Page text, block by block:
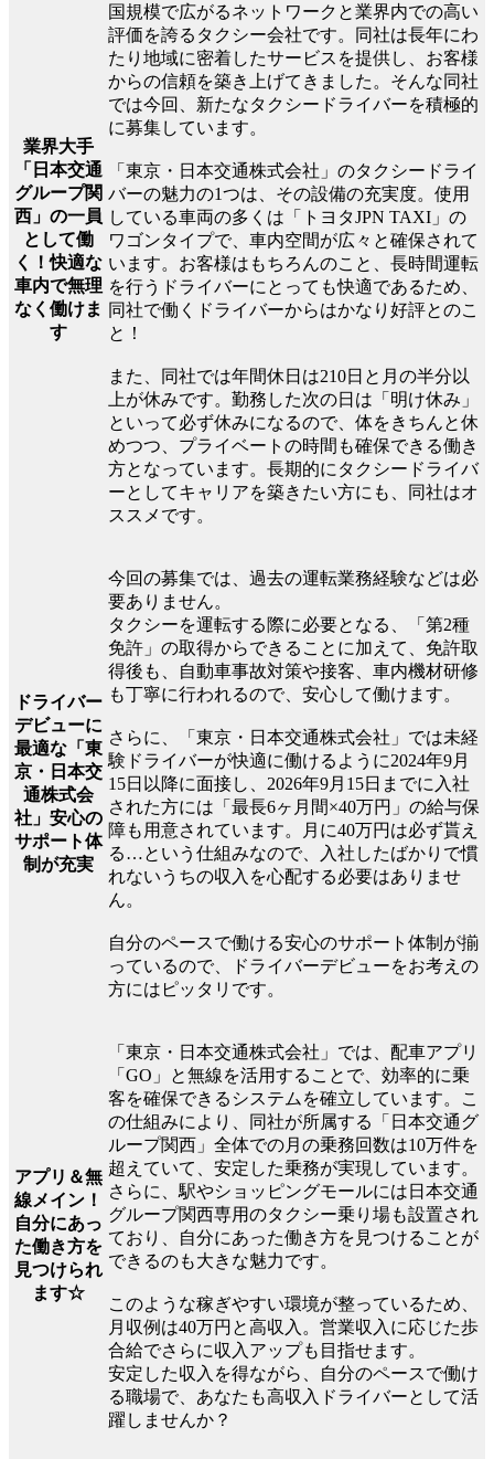
業界大手
「日本交通
グループ関
西」の一員
として働
く！快適な
車内で無理
なく働けま
す
国規模で広がるネットワークと業界内での高い
評価を誇るタクシー会社です。同社は長年にわ
たり地域に密着したサービスを提供し、お客様
からの信頼を築き上げてきました。そんな同社
では今回、新たなタクシードライバーを積極的
に募集しています。
「東京・日本交通株式会社」のタクシードライ
バーの魅力の1つは、その設備の充実度。使用
している車両の多くは「トヨタJPN TAXI」の
ワゴンタイプで、車内空間が広々と確保されて
います。お客様はもちろんのこと、長時間運転
を行うドライバーにとっても快適であるため、
同社で働くドライバーからはかなり好評とのこ
と！
また、同社では年間休日は210日と月の半分以
上が休みです。勤務した次の日は「明け休み」
といって必ず休みになるので、体をきちんと休
めつつ、プライベートの時間も確保できる働き
方となっています。長期的にタクシードライバ
ーとしてキャリアを築きたい方にも、同社はオ
ススメです。
ドライバー
デビューに
最適な「東
京・日本交
通株式会
社」安心の
サポート体
制が充実
今回の募集では、過去の運転業務経験などは必
要ありません。
タクシーを運転する際に必要となる、「第2種
免許」の取得からできることに加えて、免許取
得後も、自動車事故対策や接客、車内機材研修
も丁寧に行われるので、安心して働けます。
さらに、「東京・日本交通株式会社」では未経
験ドライバーが快適に働けるように2024年9月
15日以降に面接し、2026年9月15日までに入社
された方には「最長6ヶ月間×40万円」の給与保
障も用意されています。月に40万円は必ず貰え
る…という仕組みなので、入社したばかりで慣
れないうちの収入を心配する必要はありませ
ん。
自分のペースで働ける安心のサポート体制が揃
っているので、ドライバーデビューをお考えの
方にはピッタリです。
アプリ＆無
線メイン！
自分にあっ
た働き方を
見つけられ
ます☆
「東京・日本交通株式会社」では、配車アプリ
「GO」と無線を活用することで、効率的に乗
客を確保できるシステムを確立しています。こ
の仕組みにより、同社が所属する「日本交通グ
ループ関西」全体での月の乗務回数は10万件を
超えていて、安定した乗務が実現しています。
さらに、駅やショッピングモールには日本交通
グループ関西専用のタクシー乗り場も設置され
ており、自分にあった働き方を見つけることが
できるのも大きな魅力です。
このような稼ぎやすい環境が整っているため、
月収例は40万円と高収入。営業収入に応じた歩
合給でさらに収入アップも目指せます。
安定した収入を得ながら、自分のペースで働け
る職場で、あなたも高収入ドライバーとして活
躍しませんか？